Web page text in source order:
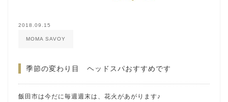
2018.09.15
MOMA SAVOY
季節の変わり目 ヘッドスパおすすめです
飯田市は今だに毎週週末は、花火があがります♪